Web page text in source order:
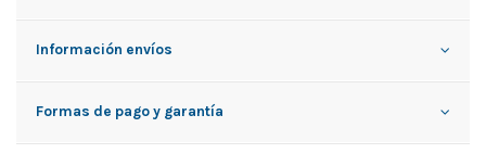
Información envíos
Formas de pago y garantía